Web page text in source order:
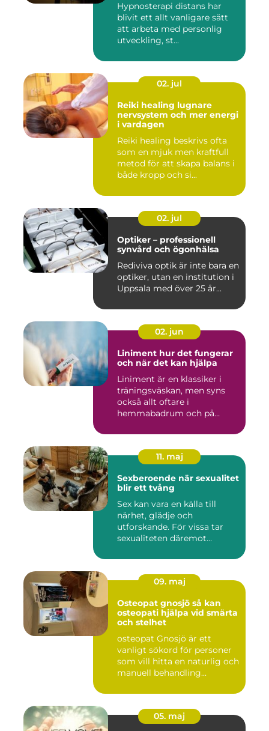
Hypnosterapi distans har
blivit ett allt vanligare sätt
att arbeta med personlig
utveckling, st...
02. jul
Reiki healing lugnare
nervsystem och mer energi
i vardagen
Reiki healing beskrivs ofta
som en mjuk men kraftfull
metod för att skapa balans i
både kropp och si...
02. jul
Optiker – professionell
synvård och ögonhälsa
Rediviva optik är inte bara en
optiker, utan en institution i
Uppsala med över 25 år...
02. jun
Liniment hur det fungerar
och när det kan hjälpa
Liniment är en klassiker i
träningsväskan, men syns
också allt oftare i
hemmabadrum och på
11. maj
Sexberoende när sexualitet
blir ett tvång
Sex kan vara en källa till
närhet, glädje och
utforskande. För vissa tar
sexualiteten däremot
09. maj
Osteopat gnosjö så kan
osteopati hjälpa vid smärta
och stelhet
osteopat Gnosjö är ett
vanligt sökord för personer
som vill hitta en naturlig och
manuell behandling...
05. maj